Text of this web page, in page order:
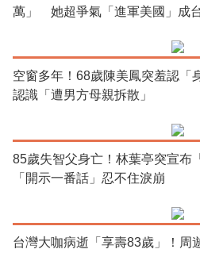
萬」 她超爭氣「進軍美國」成
空窗多年！68歲陳美鳳突羞認
認識「遭男方母親拆散」
85歲失智父身亡！林葉亭突宣
「開示一番話」忍不住淚崩
台灣大咖病逝「享壽83歲」！周